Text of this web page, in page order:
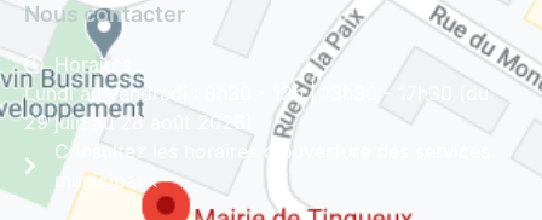
Nous contacter
Horaires
Lundi au vendredi : 8h30 - 12h | 13h30 - 17h30 (du
29 juin au 28 août 2026)
Consultez les horaires d'ouverture des services
municipaux